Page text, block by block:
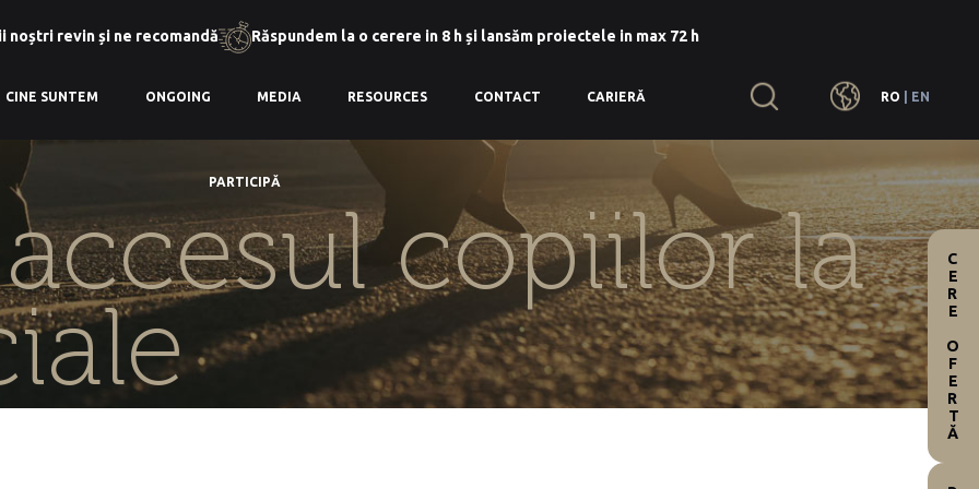
noștri revin și ne recomandă Răspundem la o cerere in 8 h și lansăm proiectele in max 72 h
RO EN
CINE SUNTEM ONGOING MEDIA RESOURCES CONTACT CARIERĂ
PARTICIPĂ
accesul copiilor la CERE OFERTĂ